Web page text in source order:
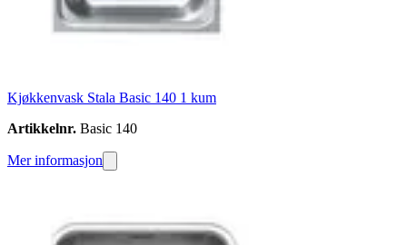
Kjøkkenvask Stala Basic 140 1 kum
Artikkelnr. Basic 140
Mer informasjon